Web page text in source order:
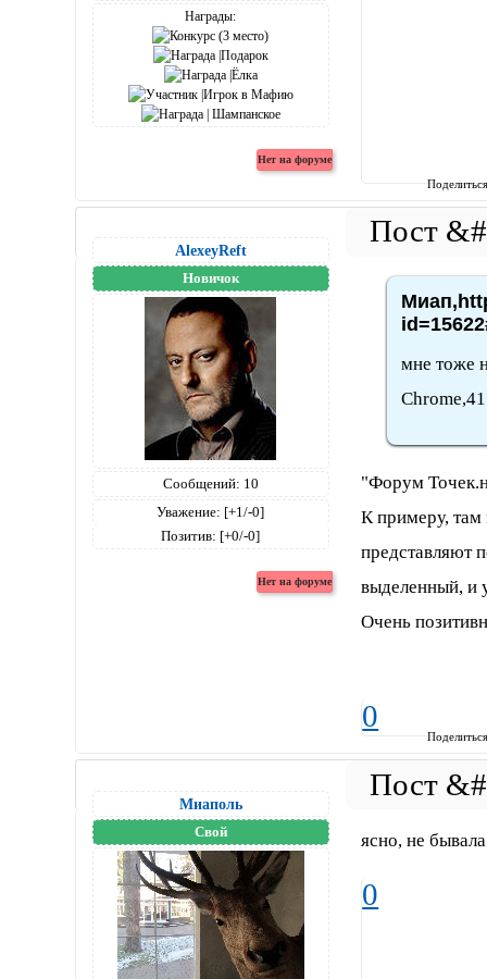
Награды:
AlexeyReft
Новичок
Сообщений: 10
Уважение: [+1/-0]
Позитив: [+0/-0]
мне тоже
"Форум
К примеру, там
представляют
выделенный, и
Очень
0
Миаполь
Свой ясно, не
0